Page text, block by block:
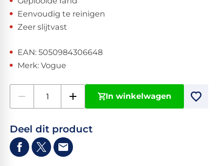
Eenvoudig te reinigen
Zeer slijtvast
EAN: 5050984306648
Merk: Vogue
In winkelwagen
Deel dit product